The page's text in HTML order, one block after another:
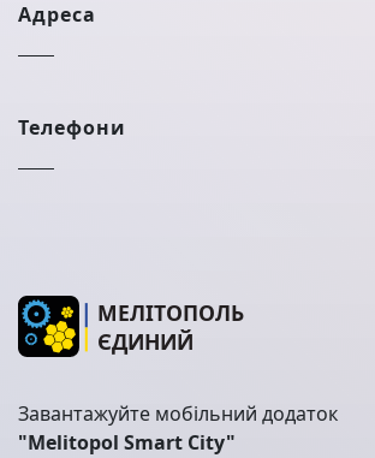
Адреса
Телефони
МЕЛІТОПОЛЬ
ЄДИНИЙ
Завантажуйте мобільний додаток
"Melitopol Smart City"